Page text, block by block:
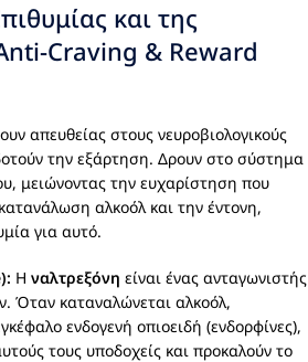
και της
Craving & Reward
απευθείας στους νευροβιολογικούς
την εξάρτηση. Δρουν στο σύστημα
μειώνοντας την ευχαρίστηση που
αλκοόλ και την έντονη,
για αυτό.
Η ναλτρεξόνη είναι ένας ανταγωνιστής
Όταν καταναλώνεται αλκοόλ,
ενδογενή οπιοειδή (ενδορφίνες),
τους υποδοχείς και προκαλούν το